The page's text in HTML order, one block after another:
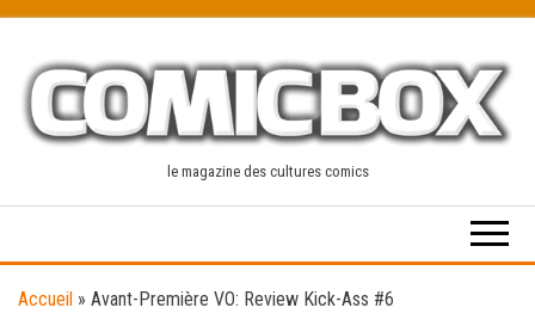
content
le magazine des cultures comics
Accueil » Avant-Première VO: Review Kick-Ass #6